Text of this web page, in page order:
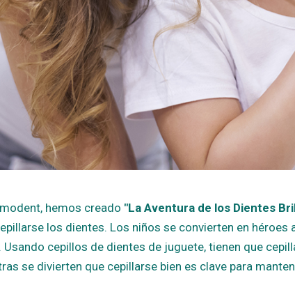
hemos creado "La Aventura de los Dientes
los dientes. Los niños se convierten en
cepillos de dientes de juguete, tienen que
se divierten que cepillarse bien es clave para